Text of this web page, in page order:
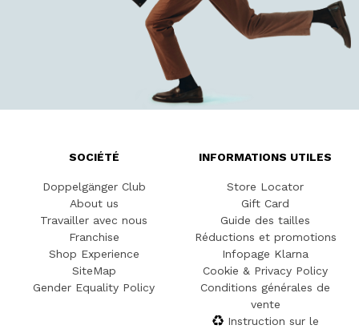
SOCIÉTÉ
Doppelgänger Club
About us
Travailler avec nous
Franchise
Shop Experience
SiteMap
Gender Equality Policy
INFORMATIONS UTILES
Store Locator
Gift Card
Guide des tailles
Réductions et promotions
Infopage Klarna
Cookie & Privacy Policy
Conditions générales de
vente
Instruction sur le